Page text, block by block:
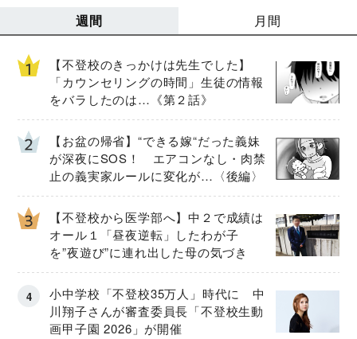
週間 月間
【不登校のきっかけは先生でした】
「カウンセリングの時間」生徒の情報
をバラしたのは…《第２話》
【お盆の帰省】“できる嫁“だった義妹
が深夜にSOS！ エアコンなし・肉禁
止の義実家ルールに変化が…〈後編〉
【不登校から医学部へ】中２で成績は
オール１「昼夜逆転」したわが子
を”夜遊び”に連れ出した母の気づき
小中学校「不登校35万人」時代に 中
川翔子さんが審査委員長「不登校生動
画甲子園 2026」が開催